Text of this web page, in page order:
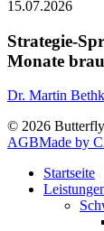
15.07.2026
Strategie-
Monate
Dr. Martin
© 2026
AGBMade by
Close
Menu
Startseite